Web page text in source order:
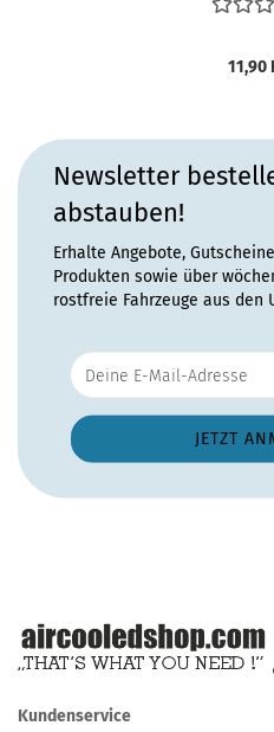
11,90
Newsletter
abstauben!
Erhalte Angebote,
Produkten sowie über
rostfreie Fahrzeuge aus den
Kundenservice